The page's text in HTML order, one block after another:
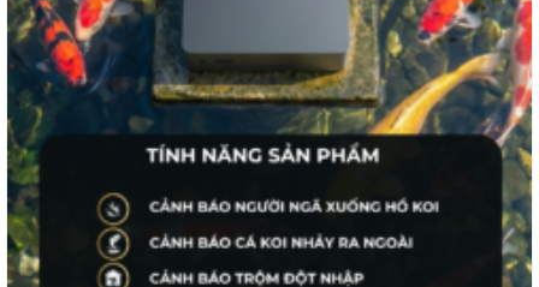
Tenli AI Box cho Tiệm Vàng – Giải pháp Trí Tuệ Nhân Tạo –
Giúp Quản lý – An Toàn